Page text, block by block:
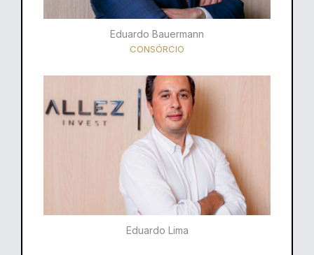
Eduardo Bauermann
CONSÓRCIO
Eduardo Lima